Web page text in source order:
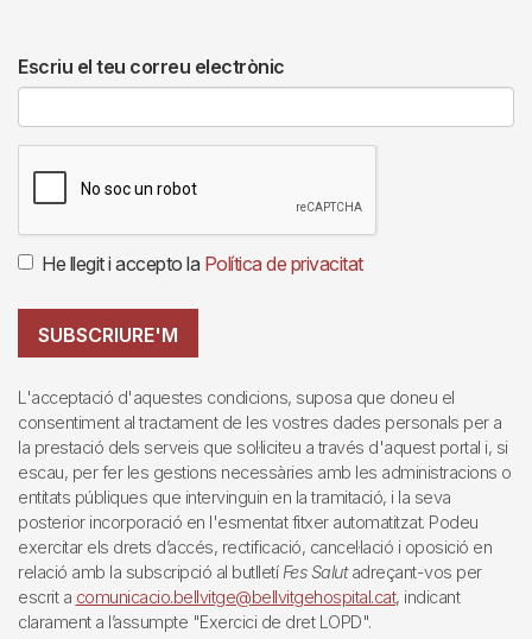
Escriu el teu correu electrònic
He llegit i accepto la Política de privacitat
SUBSCRIURE'M
L'acceptació d'aquestes condicions, suposa que doneu el
consentiment al tractament de les vostres dades personals per a
la prestació dels serveis que sol·liciteu a través d'aquest portal i, si
escau, per fer les gestions necessàries amb les administracions o
entitats públiques que intervinguin en la tramitació, i la seva
posterior incorporació en l'esmentat fitxer automatitzat. Podeu
exercitar els drets d’accés, rectificació, cancel·lació i oposició en
relació amb la subscripció al butlletí Fes Salutadreçant-vos per
escrit a comunicacio.bellvitge@bellvitgehospital.cat, indicant
clarament a l’assumpte "Exercici de dret LOPD".